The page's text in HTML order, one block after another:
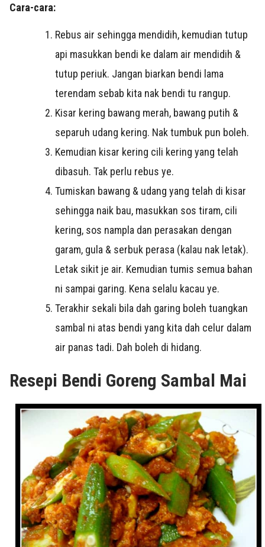
Cara-cara:
Rebus air sehingga mendidih, kemudian tutup
api masukkan bendi ke dalam air mendidih &
tutup periuk. Jangan biarkan bendi lama
terendam sebab kita nak bendi tu rangup.
Kisar kering bawang merah, bawang putih &
separuh udang kering. Nak tumbuk pun boleh.
Kemudian kisar kering cili kering yang telah
dibasuh. Tak perlu rebus ye.
Tumiskan bawang & udang yang telah di kisar
sehingga naik bau, masukkan sos tiram, cili
kering, sos nampla dan perasakan dengan
garam, gula & serbuk perasa (kalau nak letak).
Letak sikit je air. Kemudian tumis semua bahan
ni sampai garing. Kena selalu kacau ye.
Terakhir sekali bila dah garing boleh tuangkan
sambal ni atas bendi yang kita dah celur dalam
air panas tadi. Dah boleh di hidang.
Resepi Bendi Goreng Sambal Mai